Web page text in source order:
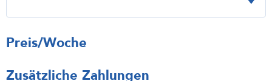
Preis/Woche
Zusätzliche Zahlungen